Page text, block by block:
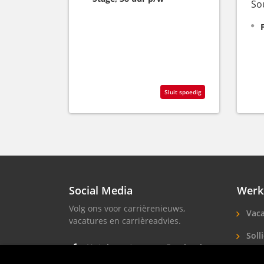
Sluit spoedig
Social Media
Volg ons voor carrièrenieuws,
vacatures en carrièreadvies.
Hotel vacatures op Facebook